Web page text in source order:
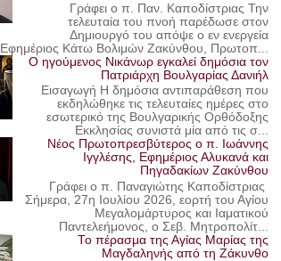
Γράφει ο π. Παν. Καποδίστριας Την
τελευταία του πνοή παρέδωσε στον
Δημιουργό του απόψε ο εν ενεργεία
Εφημέριος Κάτω Βολιμών Ζακύνθου, Πρωτοπ...
Ο ηγούμενος Νικάνωρ εγκαλεί δημόσια τον
Πατριάρχη Βουλγαρίας Δανιήλ
Εισαγωγή Η δημόσια αντιπαράθεση που
εκδηλώθηκε τις τελευταίες ημέρες στο
εσωτερικό της Βουλγαρικής Ορθόδοξης
Εκκλησίας συνιστά μία από τις σ...
Νέος Πρωτοπρεσβύτερος ο π. Ιωάννης
Ιγγλέσης, Εφημέριος Αλυκανά και
Πηγαδακίων Ζακύνθου
Γράφει ο π. Παναγιώτης Καποδίστριας
Σήμερα, 27η Ιουλίου 2026, εορτή του Αγίου
Μεγαλομάρτυρος και Ιαματικού
Παντελεήμονος, ο Σεβ. Μητροπολίτ...
Το πέρασμα της Αγίας Μαρίας της
Μαγδαληνής από τη Ζάκυνθο